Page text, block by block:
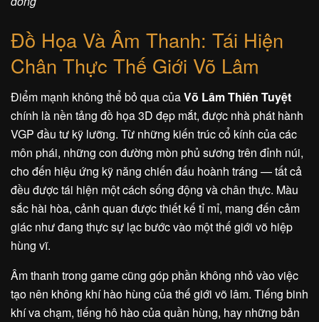
Đồ Họa Và Âm Thanh: Tái Hiện
Chân Thực Thế Giới Võ Lâm
Điểm mạnh không thể bỏ qua củaVõ Lâm Thiên Tuyệt
chính là nền tảng đồ họa 3D đẹp mắt, được nhà phát hành
VGP đầu tư kỹ lưỡng. Từ những kiến trúc cổ kính của các
môn phái, những con đường mòn phủ sương trên đỉnh núi,
cho đến hiệu ứng kỹ năng chiến đấu hoành tráng — tất cả
đều được tái hiện một cách sống động và chân thực. Màu
sắc hài hòa, cảnh quan được thiết kế tỉ mỉ, mang đến cảm
giác như đang thực sự lạc bước vào một thế giới võ hiệp
hùng vĩ.
Âm thanh trong game cũng góp phần không nhỏ vào việc
tạo nên không khí hào hùng của thế giới võ lâm. Tiếng binh
khí va chạm, tiếng hô hào của quần hùng, hay những bản